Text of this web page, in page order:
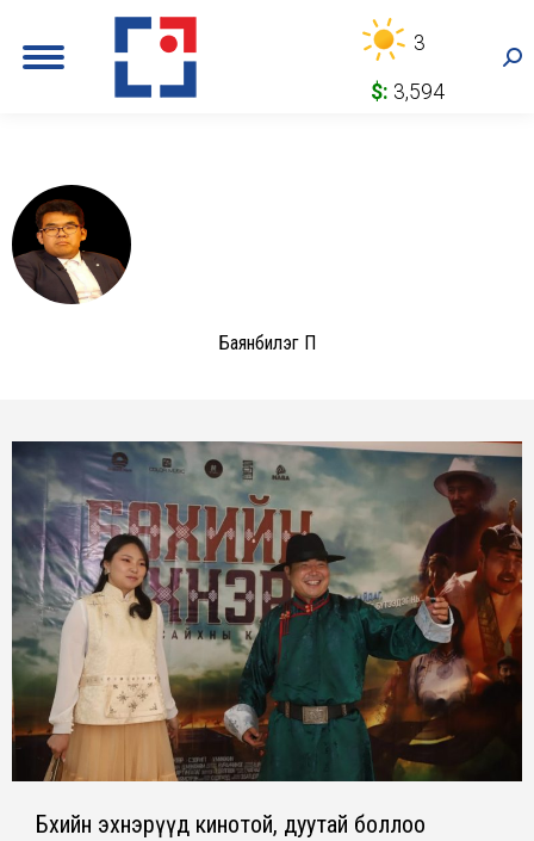
3
$: 3,594
Баянбилэг П
Бөхийн эхнэрүүд кинотой, дуутай боллоо